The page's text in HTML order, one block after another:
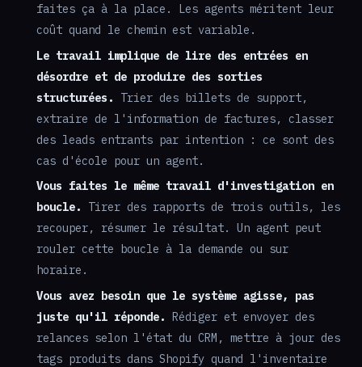
faites ça à la place. Les agents méritent leur
coût quand le chemin est variable.
Le travail implique de lire des entrées en
désordre et de produire des sorties
structurées.
Trier des billets de support,
extraire de l'information de factures, classer
des leads entrants par intention : ce sont des
cas d'école pour un agent.
Vous faites le même travail d'investigation en
boucle.
Tirer des rapports de trois outils, les
recouper, résumer le résultat. Un agent peut
rouler cette boucle à la demande ou sur
horaire.
Vous avez besoin que le système agisse, pas
juste qu'il réponde. Rédiger et envoyer des
relances selon l'état du CRM, mettre à jour des
tags produits dans Shopify quand l'inventaire